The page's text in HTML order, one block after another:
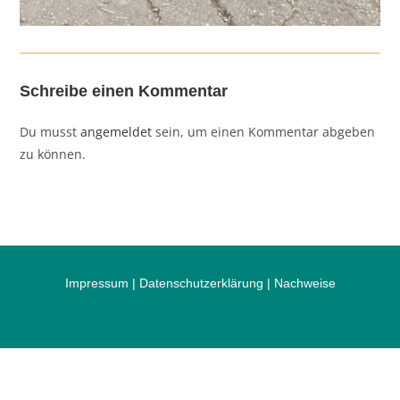
Schreibe einen Kommentar
Du musstangemeldet sein, um einen Kommentar abgeben
zu können.
Impressum | Datenschutzerklärung | Nachweise